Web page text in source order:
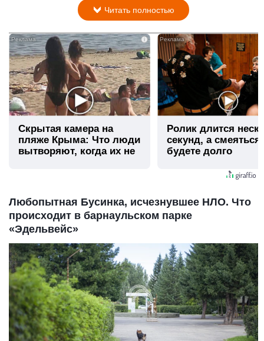
Читать полностью
i
Скрытая камера на
пляже Крыма: Что люди
вытворяют, когда их не
Ролик длится
секунд, а
будете долго
Любопытная Бусинка, исчезнувшее НЛО. Что
происходит в барнаульском парке
«Эдельвейс»